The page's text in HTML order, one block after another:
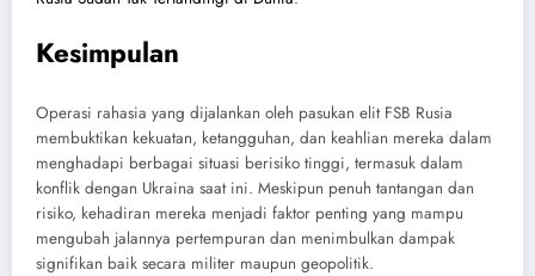
Kesimpulan
Operasi rahasia yang dijalankan oleh pasukan elit FSB Rusia
membuktikan kekuatan, ketangguhan, dan keahlian mereka dalam
menghadapi berbagai situasi berisiko tinggi, termasuk dalam
konflik dengan Ukraina saat ini. Meskipun penuh tantangan dan
risiko, kehadiran mereka menjadi faktor penting yang mampu
mengubah jalannya pertempuran dan menimbulkan dampak
signifikan baik secara militer maupun geopolitik.